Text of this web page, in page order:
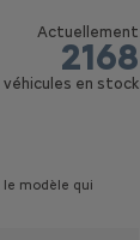
Actuellement
2168
véhicules en stock
le modèle qui